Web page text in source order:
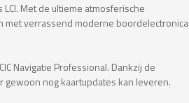
Met de ultieme atmosferische
met verrassend moderne boordelectronica
Navigatie Professional. Dankzij de
gewoon nog kaartupdates kan leveren.